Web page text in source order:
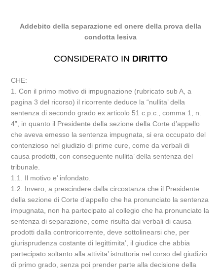
Addebito della separazione ed onere della prova della
condotta lesiva
CONSIDERATO IN DIRITTO
CHE:
1. Con il primo motivo di impugnazione (rubricato sub A, a
pagina 3 del ricorso) il ricorrente deduce la “nullita’ della
sentenza di secondo grado ex articolo 51 c.p.c., comma 1, n.
4”, in quanto il Presidente della sezione della Corte d’appello
che aveva emesso la sentenza impugnata, si era occupato del
contenzioso nel giudizio di prime cure, come da verbali di
causa prodotti, con conseguente nullita’ della sentenza del
tribunale.
1.1. Il motivo e’ infondato.
1.2. Invero, a prescindere dalla circostanza che il Presidente
della sezione di Corte d’appello che ha pronunciato la sentenza
impugnata, non ha partecipato al collegio che ha pronunciato la
sentenza di separazione, come risulta dai verbali di causa
prodotti dalla controricorrente, deve sottolinearsi che, per
giurisprudenza costante di legittimita’, il giudice che abbia
partecipato soltanto alla attivita’ istruttoria nel corso del giudizio
di primo grado, senza poi prender parte alla decisione della